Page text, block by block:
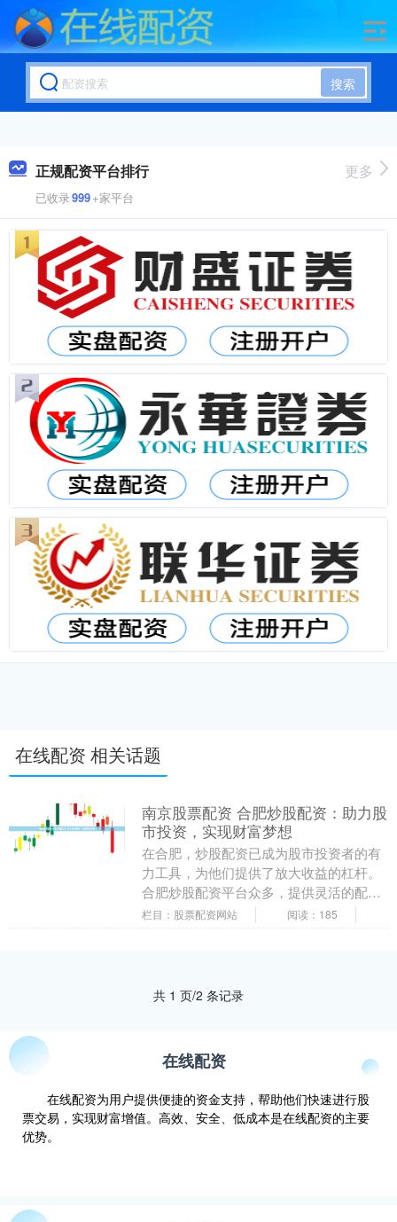
搜索
正规配资平台排行
已收录999+家平台
更多
在线配资 相关话题
南京股票配资 合肥炒股配资：助力股
市投资，实现财富梦想
在合肥，炒股配资已成为股市投资者的有
力工具，为他们提供了放大收益的杠杆。
合肥炒股配资平台众多，提供灵活的配资
方案，满足不同投资者的需求。 期货配资
栏目：股票配资网站 阅读：185
共 1 页/2 条记录
在线配资
在线配资为用户提供便捷的资金支持，帮助他们快速进行股
票交易，实现财富增值。高效、安全、低成本是在线配资的主要
优势。